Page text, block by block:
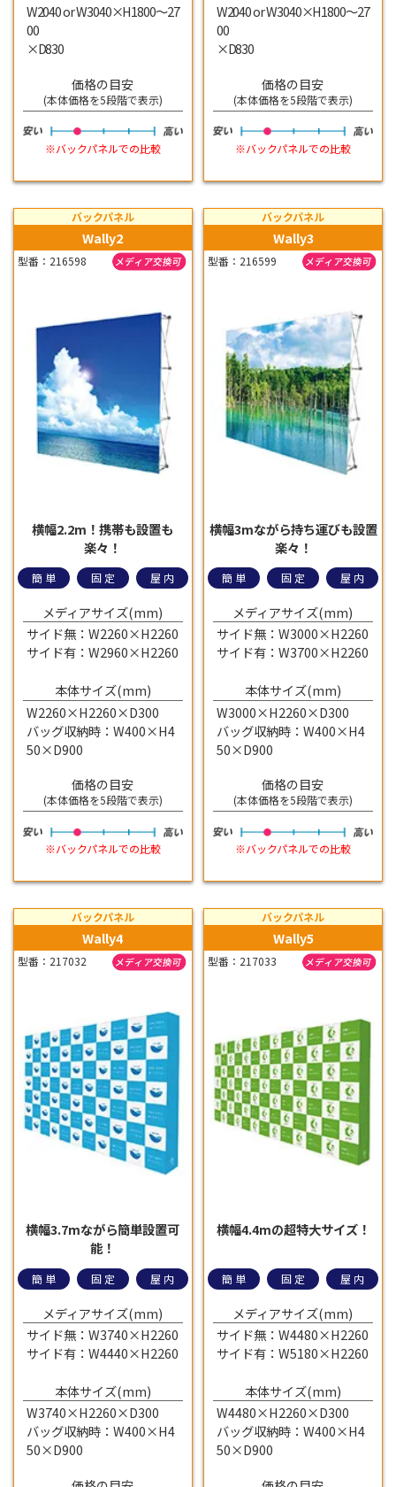
W2040 or W3040×H1800～27
00
×D830
価格の目安
(本体価格を5段階で表示)
※バックパネルでの比較
W2040 or W3040×H1800～27
00
×D830
価格の目安
(本体価格を5段階で表示)
※バックパネルでの比較
バックパネル
Wally2
型番：216598
横幅2.2m！携帯も設置も
楽々！
簡単 固定 屋内
メディアサイズ(mm)
サイド無：W2260×H2260
サイド有：W2960×H2260
本体サイズ(mm)
W2260×H2260×D300
バッグ収納時：W400×H4
50×D900
価格の目安
(本体価格を5段階で表示)
※バックパネルでの比較
バックパネル
Wally3
型番：216599
横幅3mながら持ち運びも設置
楽々！
簡単 固定 屋内
メディアサイズ(mm)
サイド無：W3000×H2260
サイド有：W3700×H2260
本体サイズ(mm)
W3000×H2260×D300
バッグ収納時：W400×H4
50×D900
価格の目安
(本体価格を5段階で表示)
※バックパネルでの比較
バックパネル
Wally4
型番：217032
横幅3.7mながら簡単設置可
能！
簡単 固定 屋内
メディアサイズ(mm)
サイド無：W3740×H2260
サイド有：W4440×H2260
本体サイズ(mm)
W3740×H2260×D300
バッグ収納時：W400×H4
50×D900
バックパネル
Wally5
型番：217033
横幅4.4mの超特大サイズ！
簡単 固定 屋内
メディアサイズ(mm)
サイド無：W4480×H2260
サイド有：W5180×H2260
本体サイズ(mm)
W4480×H2260×D300
バッグ収納時：W400×H4
50×D900